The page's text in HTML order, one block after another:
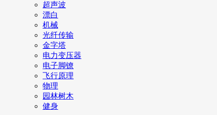
超声波
漂白
机械
光纤传输
金字塔
电力变压器
电子脚镣
飞行原理
物理
园林树木
健身